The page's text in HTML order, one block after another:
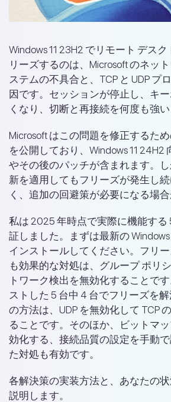
Windows 11 23H2 でリモート デス
リーズするのは、Microsoft のネッ
ステムの不具合と、TCP と UDP プ
因です。セッションが停止し、キ
くなり、切断と再接続を何度も強い
Microsoft はこの問題を修正するた
を公開しており、Windows 11 24H2
やその後のパッチが含まれます。
新を適用してもフリーズが発生し
く、追加の回避策が必要になる場合
私は 2025 年時点で実際に機能する
証しました。まずは最新の
インストールしてください。フリ
も効果的な対処は、グループ ポリ
トワーク検出を無効化することで
ストした 5 台中 4 台でフリーズを
の方法は、UDP を無効化して TCP
ることです。そのほか、ビットマ
効化する、接続品質の設定を手動
た対処も有効です。
各解決策の実装方法と、あなたの
説明します。